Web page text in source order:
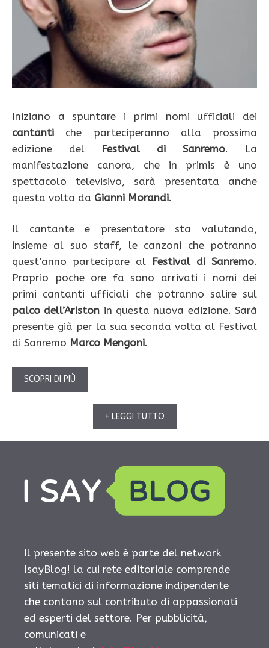
Iniziano a spuntare i primi nomi ufficiali dei
cantanti che parteciperanno alla prossima
edizione del Festival di Sanremo. La
manifestazione canora, che in primis è uno
spettacolo televisivo, sarà presentata anche
questa volta da Gianni Morandi.
Il cantante e presentatore sta valutando,
insieme al suo staff, le canzoni che potranno
quest’anno partecipare al Festival di Sanremo.
Proprio poche ore fa sono arrivati i nomi dei
primi cantanti ufficiali che potranno salire sul
palco dell’Ariston in questa nuova edizione. Sarà
presente già per la sua seconda volta al Festival
di Sanremo Marco Mengoni.
SCOPRI DI PIÙ
+ LEGGI TUTTO
Il presente sito web è parte del network
IsayBlog! la cui rete editoriale comprende
siti tematici di informazione indipendente
che contano sul contributo di appassionati
ed esperti del settore. Per pubblicità,
comunicati e